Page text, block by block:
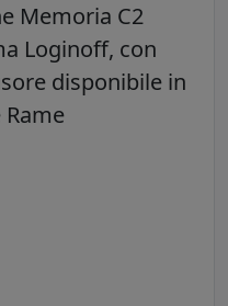
Memoria C2
Loginoff, con
disponibile in